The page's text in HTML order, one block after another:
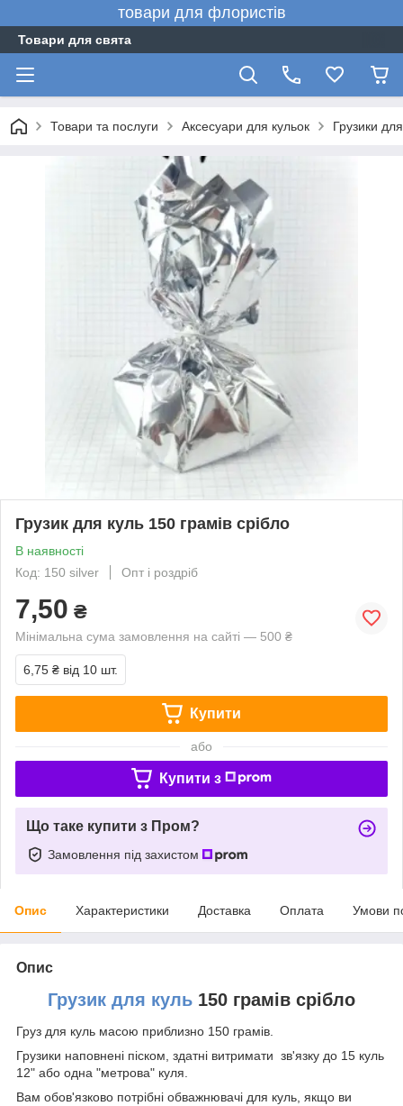
товари для флористів
Товари для свята
Товари та послуги Аксесуари для кульок Грузики
Грузик для куль 150 грамів срібло
В наявності
Код: 150 silver
Опт і роздріб
7,50 ₴
Мінімальна сума замовлення на сайті — 500 ₴
6,75 ₴ від 10 шт.
Купити
або
Купити з
Що таке купити з Пром?
Замовлення під захистом
Опис Характеристики Доставка Оплата Умови
Опис
Грузик для куль 150 грамів срібло
Груз для куль масою приблизно 150 грамів.
Грузики наповнені піском, здатні витримати зв'язку до 15 куль
12" або одна "метрова" куля.
Вам обов'язково потрібні обважнювачі для куль, якщо ви